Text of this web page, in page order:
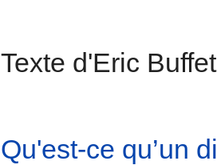
Texte d'Eric
Qu'est-ce qu’un